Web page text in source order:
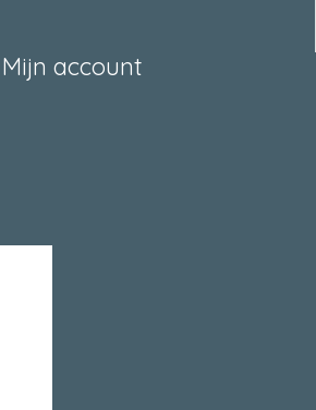
Mijn account